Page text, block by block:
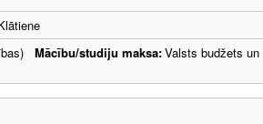
Mācību/studiju maksa:Valsts budžets un